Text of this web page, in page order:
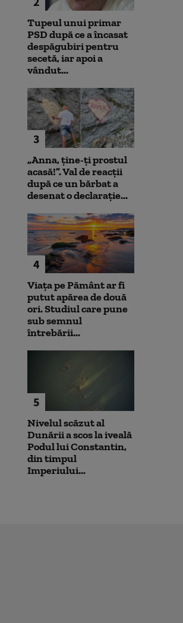
Tupeul unui primar
PSD după ce a încasat
despăgubiri pentru
secetă, iar apoi a
vândut...
3
„Anna, ţine-ţi prostul
acasă!”. Val de reacții
după ce un bărbat a
desenat o declarație...
4
Viața pe Pământ ar fi
putut apărea de două
ori. Studiul care pune
sub semnul
întrebării...
5
Nivelul scăzut al
Dunării a scos la iveală
Podul lui Constantin,
din timpul
Imperiului...